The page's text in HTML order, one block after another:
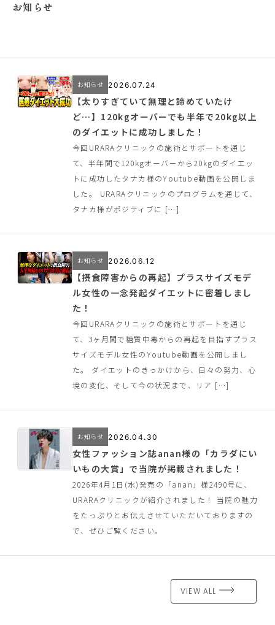
お知らせ
お知らせ 2026.07.24
【太りすぎていて無理と諦めていたけ
ど…】120kgオーバーでも半年で20kg以上
のダイエットに成功しました！
今回URARAクリニックの施術とサポートを通じ
て、半年間で120kgオーバーから20kgのダイエッ
トに成功したタナカ様のYoutube動画を公開しま
した。 URARAクリニックのプログラムを通じて、
タナカ様がポジティブに […]
お知らせ 2026.06.12
【摂食障害からの再起】プラスサイズモデ
ル女性の一念発起ダイエットに密着しまし
た！
今回URARAクリニックの施術とサポートを通じ
て、3ヶ月間で糖質中毒からの再起を目指すプラス
サイズモデル女性のYoutube動画を公開しまし
た。 ダイエットのきっかけから、日々の努力、心
境の変化、そして今の状況まで、リア […]
お知らせ 2026.04.30
女性ファッション誌anan様の「カラダにい
いもの大賞」で当院が掲載されました！
2026年4月1日(水)発売の「anan」様2490号に、
URARAクリニックが紹介されました！ 当院の魅力
をたっぷりとお伝えさせていただいておりますの
で、ぜひご覧ください。
VIEW ALL